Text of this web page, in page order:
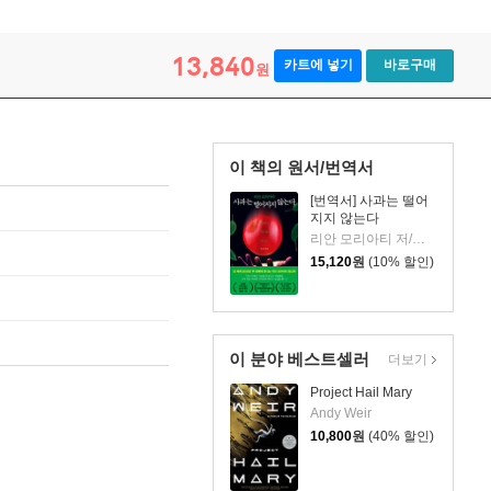
13,840원 카트에 넣기 바로구매
이 책의 원서/번역서
[번역서] 사과는 떨어
지지 않는다
리안 모리아티 저/김소정 역
15,120원 (10% 할인)
이 분야 베스트셀러
Project Hail Mary
Andy Weir
10,800원 (40% 할인)
더보기